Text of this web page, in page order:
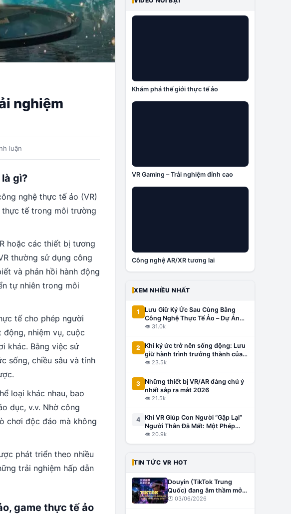
nghiệm
luận
gì?
nghệ thực tế ảo (VR)
tế trong môi trường
hoặc các thiết bị tương
thường sử dụng công
và phản hồi hành động
tự nhiên trong môi
tế cho phép người
nhiệm vụ, cuộc
khác. Bằng việc sử
sống, chiều sâu và tính
loại khác nhau, bao
dục, v.v. Nhờ công
chơi độc đáo mà không
phát triển theo nhiều
trải nghiệm hấp dẫn
game thực tế ảo
Khám phá thế giới thực tế ảo
VR Gaming – Trải nghiệm đỉnh cao
Công nghệ AR/XR tương lai
XEM NHIỀU NHẤT
1
Lưu Giữ Ký Ức Sau Cùng Bằng
Công Nghệ Thực Tế Ảo – Dự Án
Đầu Tiên Tại Việt Nam, Lấy Cảm
👁 31.0k
2
Khi ký ức trở nên sống động: Lưu
giữ hành trình trưởng thành của
con bằng công nghệ VR/AR
👁 23.5k
3 Những thiết bị VR/AR đáng chú ý
nhất sắp ra mắt 2026
👁 21.5k
4 Khi VR Giúp Con Người “Gặp Lại”
Người Thân Đã Mất: Một Phép
Màu Hay Công Nghệ Gây Tranh
Cãi?
👁 20.9k
TIN TỨC VR HOT
Douyin (TikTok Trung
Quốc) đang âm thầm mở
đường cho creator VR tại
🕐 03/06/2026